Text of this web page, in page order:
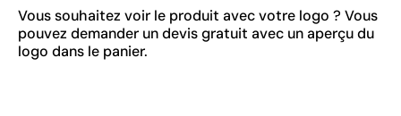
Vous souhaitez voir le produit avec votre logo ? Vous
pouvez demander un devis gratuit avec un aperçu du
logo dans le panier.